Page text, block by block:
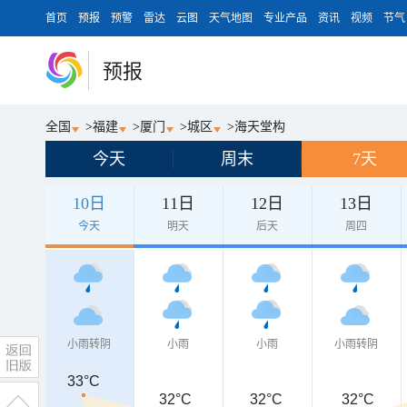
首页 预报 预警 雷达 云图 天气地图 专业产品 资讯 视频 节气
预报
全国 >福建 >厦门 >城区 >海天堂构
今天 周末 7天
10日
今天
11日
明天
12日
后天
13日
周四
小雨转阴 小雨 小雨 小雨转阴
33°C
32°C
32°C 32°C